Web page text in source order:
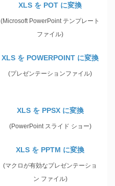
XLS を POT に変換
(Microsoft PowerPoint テンプレート
ファイル)
XLS を POWERPOINT に変換
(プレゼンテーションファイル)
XLS を PPSX に変換
(PowerPoint スライド ショー)
XLS を PPTM に変換
(マクロが有効なプレゼンテーショ
ン ファイル)